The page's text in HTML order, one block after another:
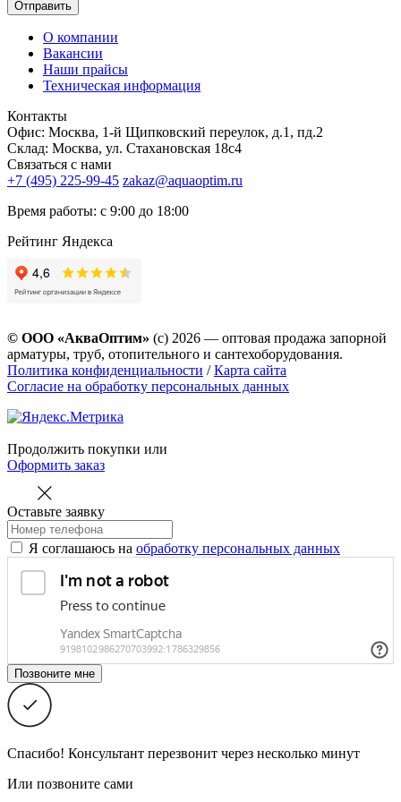
Отправить
О компании
Вакансии
Наши прайсы
Техническая информация
Контакты
Офис: Москва, 1-й Щипковский переулок, д.1, пд.2
Склад: Москва, ул. Стахановская 18с4
Связаться с нами
+7 (495) 225-99-45 zakaz@aquaoptim.ru
Время работы: с 9:00 до 18:00
Рейтинг Яндекса
© ООО «АкваОптим» (с) 2026 — оптовая продажа запорной
арматуры, труб, отопительного и сантехоборудования.
Политика конфиденциальности /Карта сайта
Согласие на обработку персональных данных
Продолжить покупки или
Оформить заказ
Оставьте заявку
Я соглашаюсь на обработку персональных данных
Спасибо! Консультант перезвонит через несколько минут
Или позвоните сами